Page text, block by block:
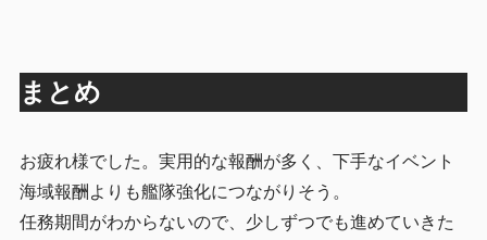
まとめ
お疲れ様でした。実用的な報酬が多く、下手なイベント
海域報酬よりも艦隊強化につながりそう。
任務期間がわからないので、少しずつでも進めていきた